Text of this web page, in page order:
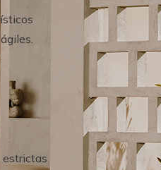
estrictas